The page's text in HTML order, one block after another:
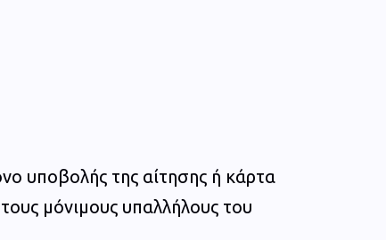
υποβολής της αίτησης ή κάρτα
μόνιμους υπαλλήλους του